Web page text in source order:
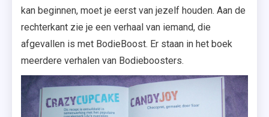
kan beginnen, moet je eerst van jezelf houden. Aan de
rechterkant zie je een verhaal van iemand, die
afgevallen is met BodieBoost. Er staan in het boek
meerdere verhalen van Bodieboosters.